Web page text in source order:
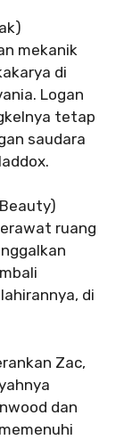
mekanik
di
Logan
tetap
saudara
ruang
di
Zac,
dan